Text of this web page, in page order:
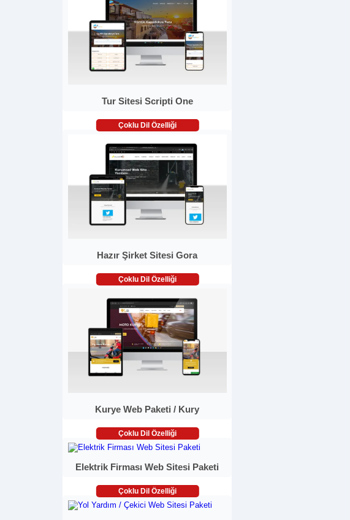
Tur Sitesi Scripti One
Çoklu Dil Özelliği
Hazır Şirket Sitesi Gora
Çoklu Dil Özelliği
Kurye Web Paketi / Kury
Çoklu Dil Özelliği
Elektrik Firması Web Sitesi Paketi
Çoklu Dil Özelliği